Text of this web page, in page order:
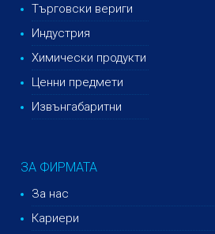
Търговски вериги
Индустрия
Химически продукти
Ценни предмети
Извънгабаритни
ЗА ФИРМАТА
За нас
Кариери